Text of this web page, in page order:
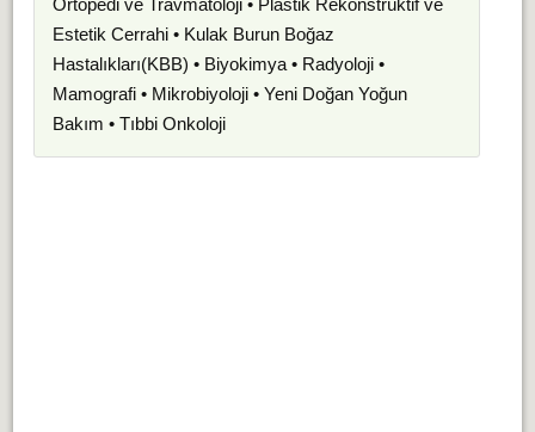
Ortopedi ve Travmatoloji • Plastik Rekonstrüktif ve
Estetik Cerrahi • Kulak Burun Boğaz
Hastalıkları(KBB) • Biyokimya • Radyoloji •
Mamografi • Mikrobiyoloji • Yeni Doğan Yoğun
Bakım • Tıbbi Onkoloji